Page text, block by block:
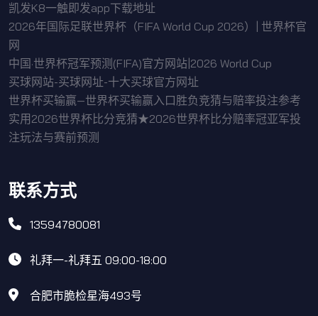
凯发K8一触即发app下载地址
2026年国际足联世界杯（FIFA World Cup 2026）| 世界杯官
网
中国·世界杯冠军预测(FIFA)官方网站|2026 World Cup
买球网站-买球网址-十大买球官方网址
世界杯买输赢—世界杯买输赢入口胜负竞猜与赔率投注参考
实用2026世界杯比分竞猜★2026世界杯比分赔率冠亚军投
注玩法与赛前预测
联系方式
13594780081
礼拜一-礼拜五 09:00-18:00
合肥市脆检星海493号